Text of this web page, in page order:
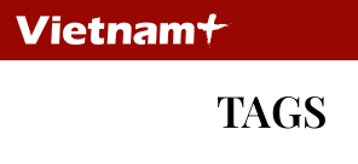
TAGS